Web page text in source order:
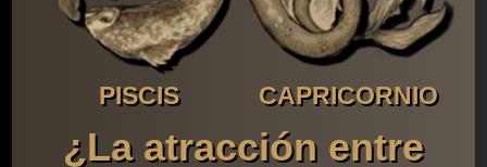
PISCIS CAPRICORNIO
¿La atracción entre